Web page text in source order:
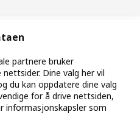
partnere bruker
Dine valg her vil
du kan oppdatere dine valg
for å drive nettsiden,
informasjonskapsler som